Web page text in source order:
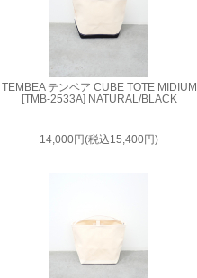
TEMBEA テンベア CUBE TOTE MIDIUM
[TMB-2533A] NATURAL/BLACK
14,000円(税込15,400円)